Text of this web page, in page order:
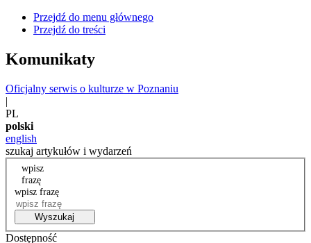
Przejdź do menu głównego
Przejdź do treści
Komunikaty
Oficjalny serwis o kulturze w Poznaniu
|
PL
polski
english
szukaj artykułów i wydarzeń
wpisz
frazę
wpisz frazę
Wyszukaj
Dostępność